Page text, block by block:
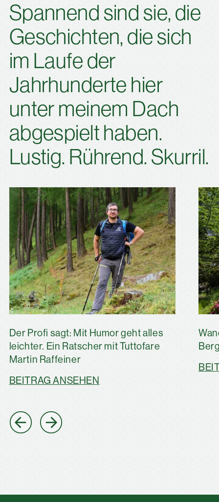
Spannend sind sie, die
Geschichten, die sich
im Laufe der
Jahrhunderte hier
unter meinem Dach
abgespielt haben.
Lustig. Rührend. Skurril.
Der Profi sagt: Mit Humor geht alles
leichter. Ein Ratscher mit Tuttofare
Martin Raffeiner
BEITRAG ANSEHEN